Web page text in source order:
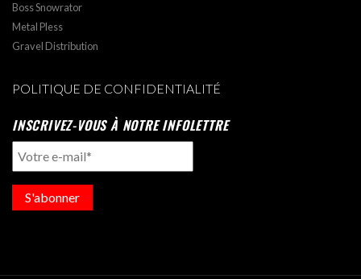
Boss Snowrator
Metal Pless
Gravel Distribution
POLITIQUE DE CONFIDENTIALITÉ
INSCRIVEZ-VOUS À NOTRE INFOLETTRE
S'abonner